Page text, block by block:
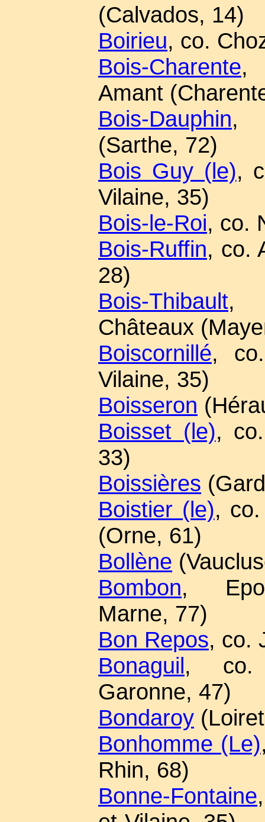
(Calvados, 14)
Boirieu, co.
Bois-Charente,
Amant
Bois-Dauphin,
(Sarthe, 72)
Bois Guy (le),
Vilaine, 35)
Bois-le-Roi, co.
Bois-Ruffin, co.
28)
Bois-Thibault,
Châteaux
Boiscornillé,
Vilaine, 35)
Boisseron
Boisset (le),
33)
Boissières
Boistier (le),
(Orne, 61)
Bollène
Bombon,
Marne, 77)
Bon Repos, co.
Bonaguil, co.
Garonne, 47)
Bondaroy
Bonhomme (Le)
Rhin, 68)
Bonne-Fontaine